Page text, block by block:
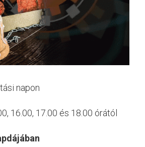
napon
16.00, 17.00 és 18.00 órától